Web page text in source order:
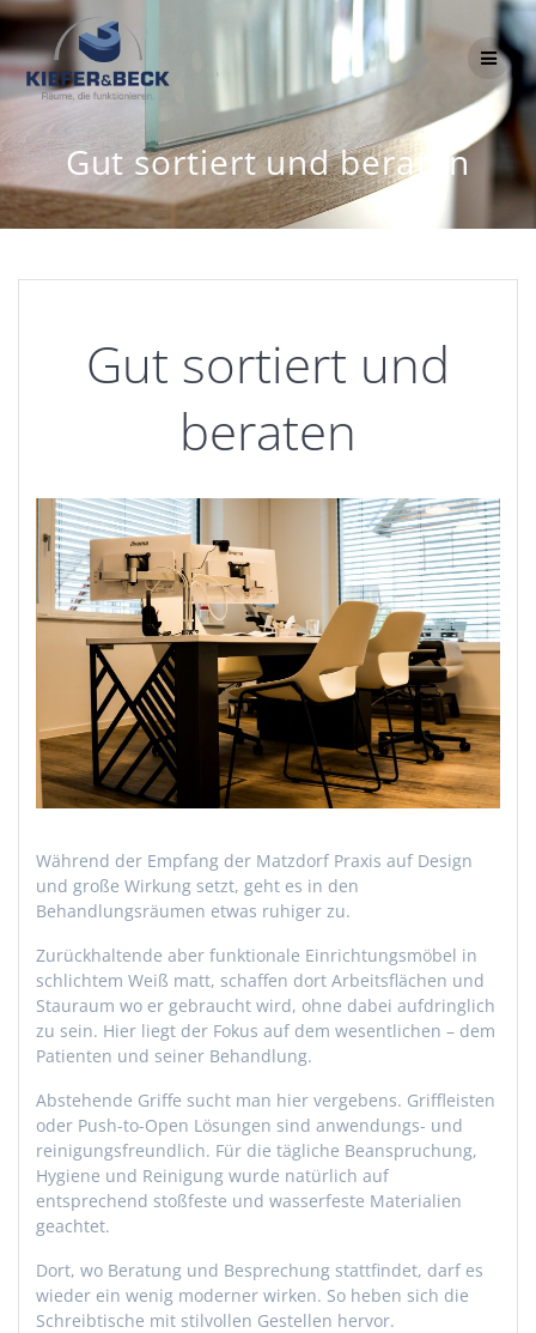
Zum
springen
Gut sortiert und beraten
Gut sortiert und
beraten
Während der Empfang der Matzdorf Praxis auf Design
und große Wirkung setzt, geht es in den
Behandlungsräumen etwas ruhiger zu.
Zurückhaltende aber funktionale Einrichtungsmöbel in
schlichtem Weiß matt, schaffen dort Arbeitsflächen und
Stauraum wo er gebraucht wird, ohne dabei aufdringlich
zu sein. Hier liegt der Fokus auf dem wesentlichen – dem
Patienten und seiner Behandlung.
Abstehende Griffe sucht man hier vergebens. Griffleisten
oder Push-to-Open Lösungen sind anwendungs- und
reinigungsfreundlich. Für die tägliche Beanspruchung,
Hygiene und Reinigung wurde natürlich auf
entsprechend stoßfeste und wasserfeste Materialien
geachtet.
Dort, wo Beratung und Besprechung stattfindet, darf es
wieder ein wenig moderner wirken. So heben sich die
Schreibtische mit stilvollen Gestellen hervor.